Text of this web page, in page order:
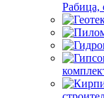
Рабица,